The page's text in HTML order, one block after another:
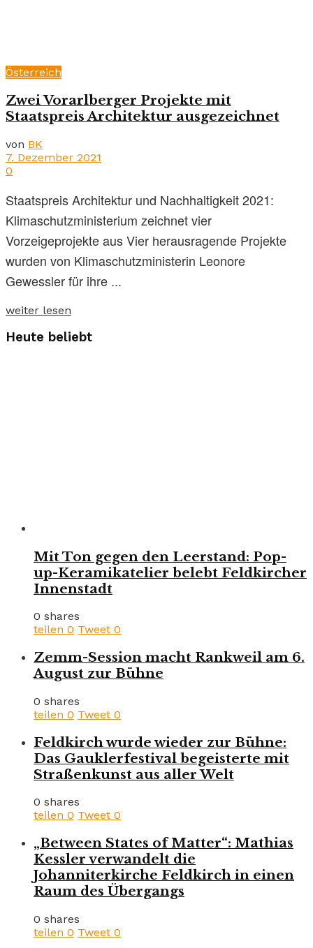
Österreich
Zwei Vorarlberger Projekte mit
Staatspreis Architektur ausgezeichnet
von BK
7. Dezember 2021
0
Staatspreis Architektur und Nachhaltigkeit 2021:
Klimaschutzministerium zeichnet vier
Vorzeigeprojekte aus Vier herausragende Projekte
wurden von Klimaschutzministerin Leonore
Gewessler für ihre ...
weiter lesen
Heute beliebt
Mit Ton gegen den Leerstand: Pop-
up-Keramikatelier belebt Feldkircher
Innenstadt
0 shares
teilen 0 Tweet 0
Zemm-Session macht Rankweil am 6.
August zur Bühne
0 shares
teilen 0 Tweet 0
Feldkirch wurde wieder zur Bühne:
Das Gauklerfestival begeisterte mit
Straßenkunst aus aller Welt
0 shares
teilen 0 Tweet 0
„Between States of Matter“: Mathias
Kessler verwandelt die
Johanniterkirche Feldkirch in einen
Raum des Übergangs
0 shares
teilen 0 Tweet 0